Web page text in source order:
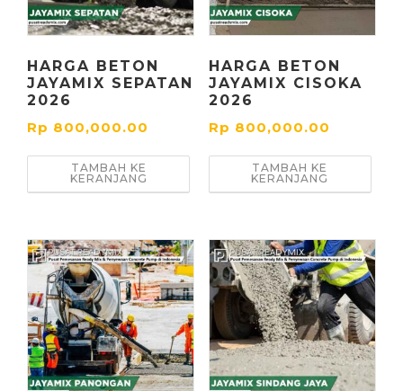
HARGA BETON
JAYAMIX SEPATAN
2026
Rp 800,000.00
TAMBAH KE
KERANJANG
HARGA BETON
JAYAMIX CISOKA
2026
Rp 800,000.00
TAMBAH KE
KERANJANG